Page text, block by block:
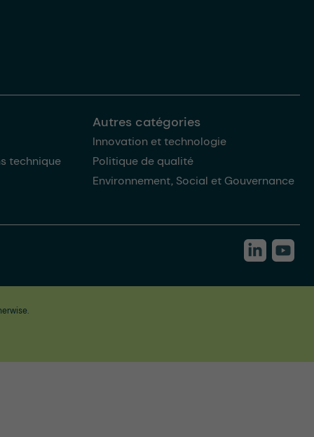
technique
Autres catégories
Innovation et technologie
Politique de qualité
Environnement, Social et Gouvernance